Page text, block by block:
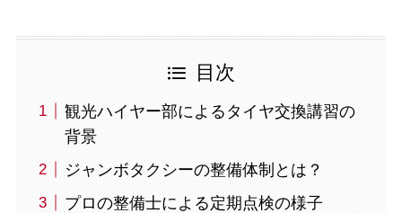
目次
観光ハイヤー部によるタイヤ交換講習の
背景
ジャンボタクシーの整備体制とは？
プロの整備士による定期点検の様子